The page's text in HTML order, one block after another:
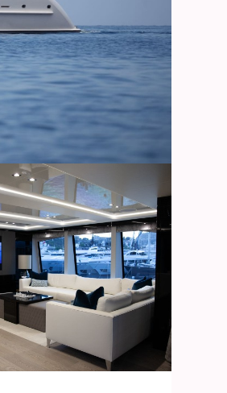
ändern
und Funktional
verwendet eigene Cookies, um
verbessern. Wenn Sie weiter surfen,
die Möglichkeit, seinen Browser zu
dass er auf seiner Festplatte installiert
Schwierigkeiten beim Navigieren auf der